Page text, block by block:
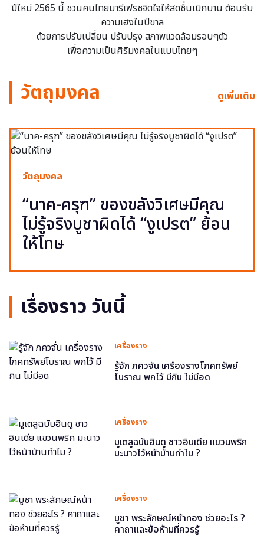
ปีใหม่ 2565 นี้ ชวนคนไทยมารีเฟรชจิตใจให้สดชื่นเบิกบาน ต้อนรับ
ความเฮงในปีขาล
ด้วยการปรับเปลี่ยน ปรับปรุง สภาพแวดล้อมรอบๆตัว
เพื่อความเป็นศิริมงคลในแบบไทยๆ
วัตถุมงคล ดูเพิ่มเติม
วัตถุมงคล
“นาค-ครุฑ” ของขลังวิเศษมีคุณ
ไม่รู้จริงบูชาผิดได้ “งูเปรต” ย้อน
ให้โทษ
เรื่องราว วันนี้
เครื่องราง
รู้จัก ภควจั่น เครื่องรางโภคทรัพย์
โบราณ พกไว้ มีกิน ไม่มีอด
เครื่องราง
มูเตลูฉบับฮินดู ชาวอินเดีย แขวนพริก
มะนาวไว้หน้าบ้านทำไม ?
เครื่องราง
บูชา พระลักษณ์หน้าทอง ช่วยอะไร ?
คาถาและข้อห้ามที่ควรรู้